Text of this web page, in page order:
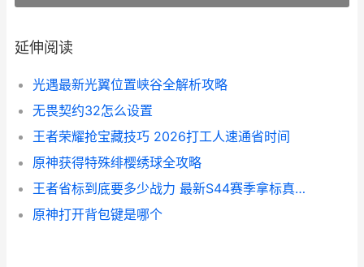
延伸阅读
光遇最新光翼位置峡谷全解析攻略
无畏契约32怎么设置
王者荣耀抢宝藏技巧 2026打工人速通省时间
原神获得特殊绯樱绣球全攻略
王者省标到底要多少战力 最新S44赛季拿标真实经验分享
原神打开背包键是哪个